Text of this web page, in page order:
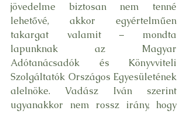
jövedelme biztosan nem tenné
lehetővé, akkor egyértelműen
takargat valamit – mondta
lapunknak az Magyar
Adótanácsadók és Könyvviteli
Szolgáltatók Országos Egyesületének
alelnöke. Vadász Iván szerint
ugyanakkor nem rossz irány, hogy